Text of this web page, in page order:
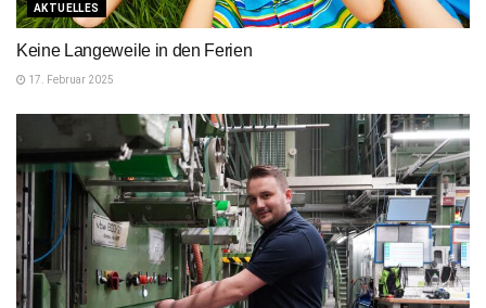
AKTUELLES
Keine Langeweile in den Ferien
17. Februar 2025